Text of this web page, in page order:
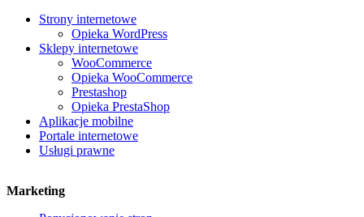
Strony internetowe
Opieka WordPress
Sklepy internetowe
WooCommerce
Opieka WooCommerce
Prestashop
Opieka PrestaShop
Aplikacje mobilne
Portale internetowe
Usługi prawne
Marketing